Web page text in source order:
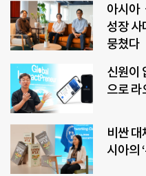
아시아
성장
뭉쳤다
신원이
으로 라
비싼
시아의